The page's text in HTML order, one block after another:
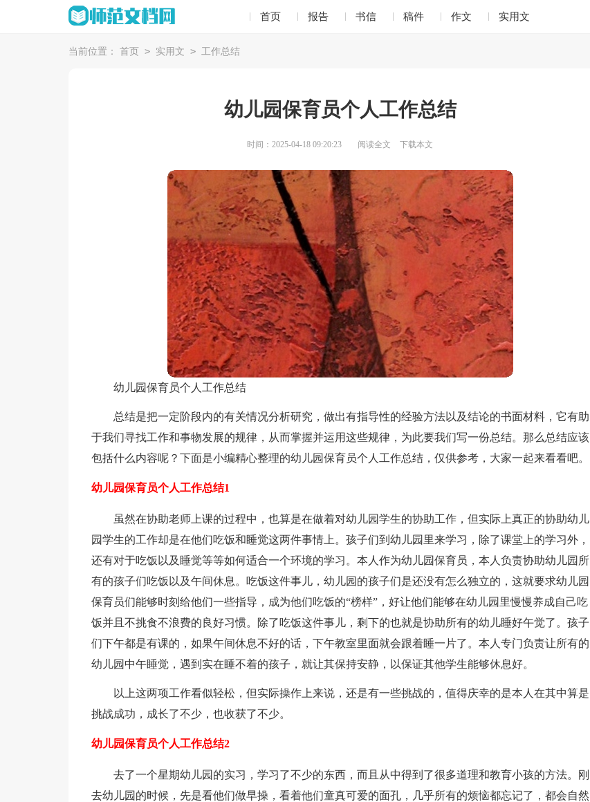
首页 报告 书信 稿件 作文 实用文
当前位置： 首页 > 实用文 > 工作总结
幼儿园保育员个人工作总结
时间：2025-04-18 09:20:23 阅读全文 下载本文
幼儿园保育员个人工作总结
总结是把一定阶段内的有关情况分析研究，做出有指导性的经验方法以及结论的书面材料，它有助
于我们寻找工作和事物发展的规律，从而掌握并运用这些规律，为此要我们写一份总结。那么总结应该
包括什么内容呢？下面是小编精心整理的幼儿园保育员个人工作总结，仅供参考，大家一起来看看吧。
幼儿园保育员个人工作总结1
虽然在协助老师上课的过程中，也算是在做着对幼儿园学生的协助工作，但实际上真正的协助幼儿
园学生的工作却是在他们吃饭和睡觉这两件事情上。孩子们到幼儿园里来学习，除了课堂上的学习外，
还有对于吃饭以及睡觉等等如何适合一个环境的学习。本人作为幼儿园保育员，本人负责协助幼儿园所
有的孩子们吃饭以及午间休息。吃饭这件事儿，幼儿园的孩子们是还没有怎么独立的，这就要求幼儿园
保育员们能够时刻给他们一些指导，成为他们吃饭的“榜样”，好让他们能够在幼儿园里慢慢养成自己吃
饭并且不挑食不浪费的良好习惯。除了吃饭这件事儿，剩下的也就是协助所有的幼儿睡好午觉了。孩子
们下午都是有课的，如果午间休息不好的话，下午教室里面就会跟着睡一片了。本人专门负责让所有的
幼儿园中午睡觉，遇到实在睡不着的孩子，就让其保持安静，以保证其他学生能够休息好。
以上这两项工作看似轻松，但实际操作上来说，还是有一些挑战的，值得庆幸的是本人在其中算是
挑战成功，成长了不少，也收获了不少。
幼儿园保育员个人工作总结2
去了一个星期幼儿园的实习，学习了不少的东西，而且从中得到了很多道理和教育小孩的方法。刚
去幼儿园的时候，先是看他们做早操，看着他们童真可爱的面孔，几乎所有的烦恼都忘记了，都会自然